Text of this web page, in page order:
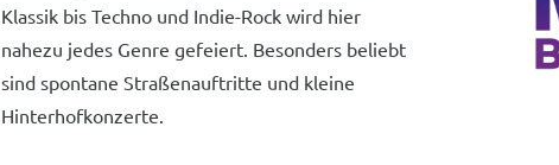
Klassik bis Techno und Indie-Rock wird hier
nahezu jedes Genre gefeiert. Besonders beliebt
sind spontane Straßenauftritte und kleine
Hinterhofkonzerte.